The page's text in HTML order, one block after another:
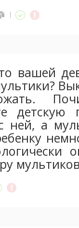
вашей
детскую
ней, а